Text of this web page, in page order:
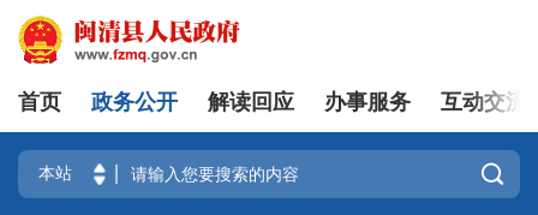
登录
首页 政务公开 解读回应 办事服务 互动交流
